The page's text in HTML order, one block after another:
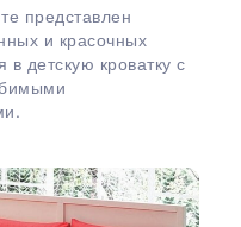
представлен
и красочных
в детскую кроватку с